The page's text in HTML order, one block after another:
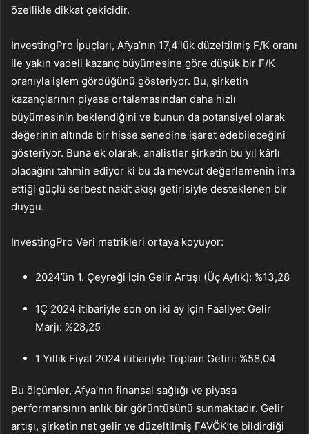
özellikle dikkat çekicidir.
InvestingPro İpuçları, Afya’nın 17,4’lük düzeltilmiş F/K oranı
ile yakın vadeli kazanç büyümesine göre düşük bir F/K
oranıyla işlem gördüğünü gösteriyor. Bu, şirketin
kazançlarının piyasa ortalamasından daha hızlı
büyümesinin beklendiğini ve bunun da potansiyel olarak
değerinin altında bir hisse senedine işaret edebileceğini
gösteriyor. Buna ek olarak, analistler şirketin bu yıl kârlı
olacağını tahmin ediyor ki bu da mevcut değerlemenin ima
ettiği güçlü serbest nakit akışı getirisiyle desteklenen bir
duygu.
InvestingPro Veri metrikleri ortaya koyuyor:
2024’ün 1. Çeyreği için Gelir Artışı (Üç Aylık): %13,28
1Ç 2024 itibariyle son on iki ay için Faaliyet Gelir
Marjı: %28,25
1 Yıllık Fiyat 2024 itibariyle Toplam Getiri: %58,04
Bu ölçümler, Afya’nın finansal sağlığı ve piyasa
performansının anlık bir görüntüsünü sunmaktadır. Gelir
artışı, şirketin net gelir ve düzeltilmiş FAVÖK’te bildirdiği